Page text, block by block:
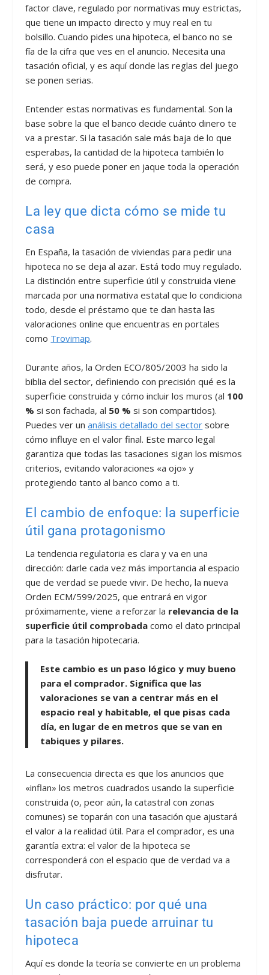
factor clave, regulado por normativas muy estrictas,
que tiene un impacto directo y muy real en tu
bolsillo. Cuando pides una hipoteca, el banco no se
fía de la cifra que ves en el anuncio. Necesita una
tasación oficial, y es aquí donde las reglas del juego
se ponen serias.
Entender estas normativas es fundamental. Son la
base sobre la que el banco decide cuánto dinero te
va a prestar. Si la tasación sale más baja de lo que
esperabas, la cantidad de la hipoteca también lo
será, y eso puede poner en jaque toda la operación
de compra.
La ley que dicta cómo se mide tu
casa
En España, la tasación de viviendas para pedir una
hipoteca no se deja al azar. Está todo muy regulado.
La distinción entre superficie útil y construida viene
marcada por una normativa estatal que lo condiciona
todo, desde el préstamo que te dan hasta las
valoraciones online que encuentras en portales
como Trovimap.
Durante años, la Orden ECO/805/2003 ha sido la
biblia del sector, definiendo con precisión qué es la
superficie construida y cómo incluir los muros (al 100
% si son fachada, al 50 % si son compartidos).
Puedes ver unanálisis detallado del sector sobre
cómo influye en el valor final. Este marco legal
garantiza que todas las tasaciones sigan los mismos
criterios, evitando valoraciones «a ojo» y
protegiendo tanto al banco como a ti.
El cambio de enfoque: la superficie
útil gana protagonismo
La tendencia regulatoria es clara y va en una
dirección: darle cada vez más importancia al espacio
que de verdad se puede vivir. De hecho, la nueva
Orden ECM/599/2025, que entrará en vigor
próximamente, viene a reforzar la relevancia de la
superficie útil comprobada como el dato principal
para la tasación hipotecaria.
Este cambio es un paso lógico y muy bueno
para el comprador. Significa que las
valoraciones se van a centrar más en el
espacio real y habitable, el que pisas cada
día, en lugar de en metros que se van en
tabiques y pilares.
La consecuencia directa es que los anuncios que
«inflan» los metros cuadrados usando la superficie
construida (o, peor aún, la catastral con zonas
comunes) se toparán con una tasación que ajustará
el valor a la realidad útil. Para el comprador, es una
garantía extra: el valor de la hipoteca se
corresponderá con el espacio que de verdad va a
disfrutar.
Un caso práctico: por qué una
tasación baja puede arruinar tu
hipoteca
Aquí es donde la teoría se convierte en un problema